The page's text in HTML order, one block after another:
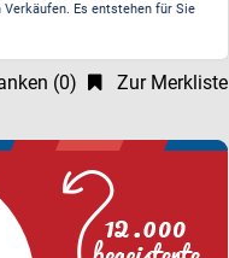
Es entstehen für Sie
(0) Zur Merkliste